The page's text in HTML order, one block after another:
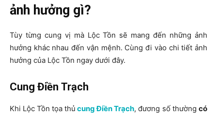
ảnh hưởng gì?
Tùy từng cung vị mà Lộc Tồn sẽ mang đến những ảnh
hưởng khác nhau đến vận mệnh. Cùng đi vào chi tiết ảnh
hưởng của Lộc Tồn ngay dưới đây.
Cung Điền Trạch
Khi Lộc Tồn tọa thủ cung Điền Trạch, đương số thường có